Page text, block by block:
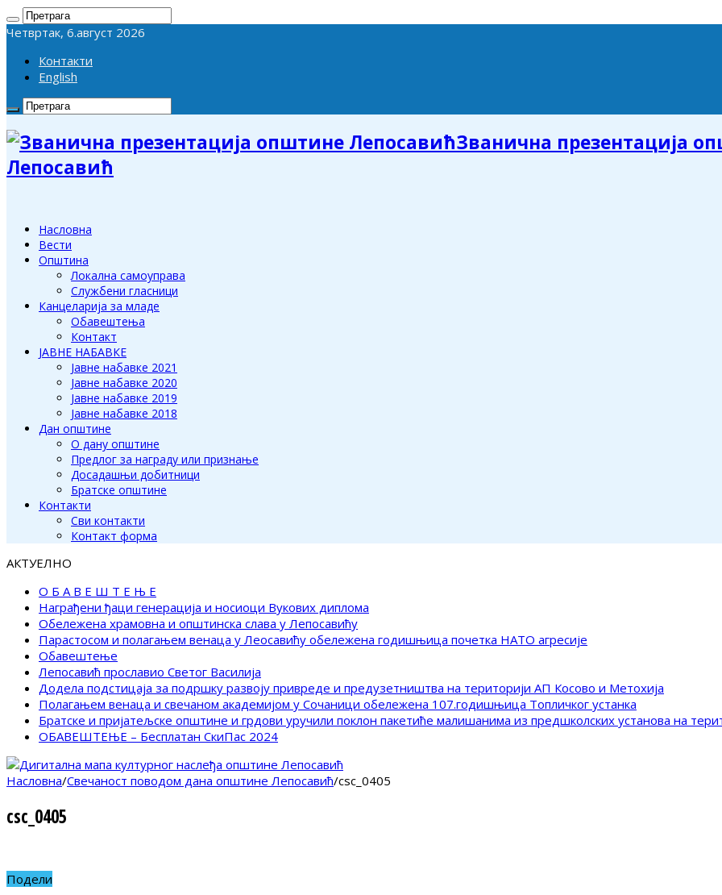
Четвртак, 6.август 2026
Контакти
English
Званична презентација
Лепосавић
Насловна
Вести
Општина
Локална самоуправа
Службени гласници
Канцеларија за младе
Обавештења
Контакт
ЈАВНЕ НАБАВКЕ
Јавне набавке 2021
Јавне набавке 2020
Јавне набавке 2019
Јавне набавке 2018
Дан општине
О дану општине
Предлог за награду или признање
Досадашњи добитници
Братске општине
Контакти
Сви контакти
Контакт форма
АКТУЕЛНО
О Б А В Е Ш Т Е Њ Е
Награђени ђаци генерација и носиоци Вукових диплома
Обележена храмовна и општинска слава у Лепосавићу
Парастосом и полагањем венаца у Леосавићу обележена годишњица почетка НАТО агресије
Обавештење
Лепосавић прославио Светог Василија
Додела подстицаја за подршку развоју привреде и предузетништва на територији АП Косово и Метохија
Полагањем венаца и свечаном академијом у Сочаници обележена 107.годишњица Топличког устанка
Братске и пријатељске општине и грдови уручили поклон пакетиће малишанима из предшколских установа на
ОБАВЕШТЕЊЕ – Бесплатан СкиПас 2024
Насловна/Свечаност поводом дана општине Лепосавић/csc_0405
csc_0405
Подели